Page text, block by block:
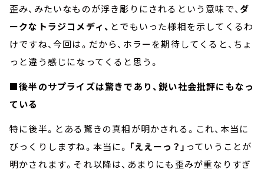
歪み、みたいなものが浮き彫りにされるという意味で、ダ
ークなトラジコメディ、 とでもいった様相を示してくるわ
けですね、今回は。だから、ホラーを期待してくると、ちょ
っと違う感じになってくると思う。
■後半のサプライズは驚きであり、鋭い社会批評にもなっ
ている
特に後半。とある驚きの真相が明かされる。これ、本当に
びっくりしますね。本当に。 「ええーっ？」 っていうことが
明かされます。それ以降は、あまりにも歪みが重なりすぎ